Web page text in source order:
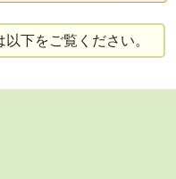
下をご覧ください。